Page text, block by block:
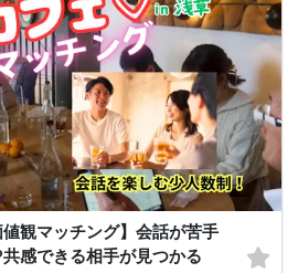
観マッチング】会話が苦手
感できる相手が見つかる